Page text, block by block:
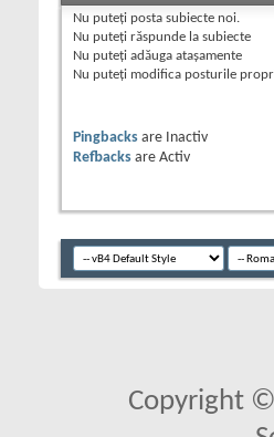
Nu puteţi posta subiecte noi.
Nu puteţi răspunde la subiecte
Nu puteţi adăuga ataşamente
Nu puteţi modifica posturile
Pingbacks are
Inactiv
Refbacks are Activ
Copyright